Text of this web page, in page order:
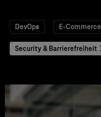
DevOps E-Commerce
Security & Barrierefreiheit